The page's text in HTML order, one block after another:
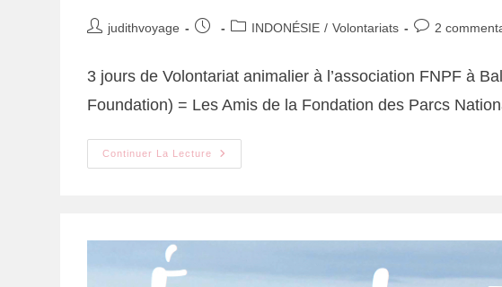
judithvoyage INDONÉSIE / Volontariats 2
3 jours de Volontariat animalier à l’association FNPF à
Foundation) = Les Amis de la Fondation des Parcs
Continuer La Lecture